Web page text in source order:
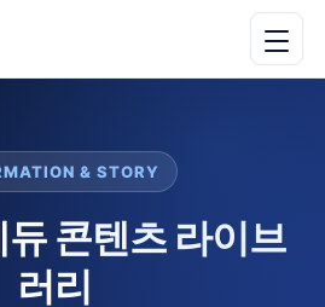
& STORY
콘텐츠 라이브
러리